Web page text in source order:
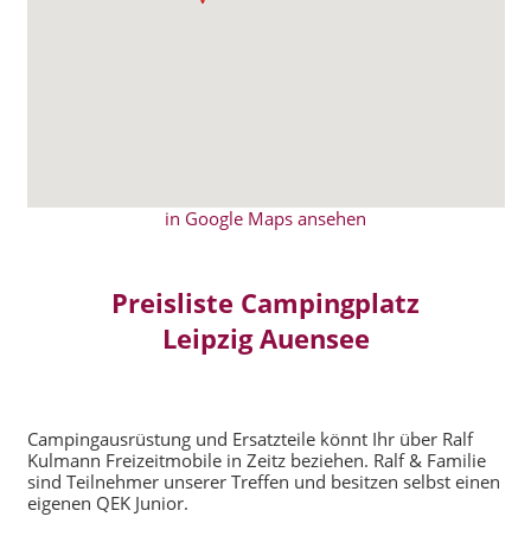
in Google Maps ansehen
Preisliste Campingplatz
Leipzig Auensee
Campingausrüstung und Ersatzteile könnt Ihr über Ralf
Kulmann Freizeitmobile in Zeitz beziehen. Ralf & Familie
sind Teilnehmer unserer Treffen und besitzen selbst einen
eigenen QEK Junior.